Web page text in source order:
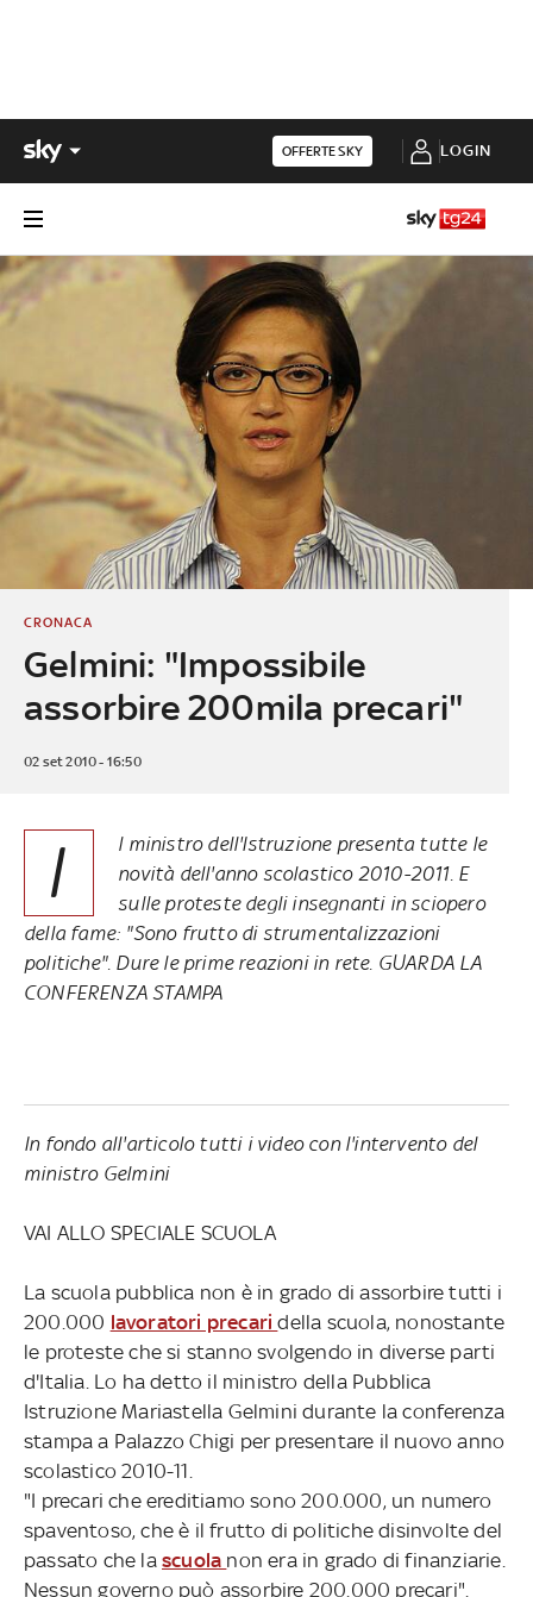
OFFERTE SKY LOGIN
Gelmini: "Impossibile
assorbire 200mila precari"
CRONACA
02 set 2010 - 16:50
I
l ministro dell'Istruzione presenta tutte le
novità dell'anno scolastico 2010-2011. E
sulle proteste degli insegnanti in sciopero
della fame: "Sono frutto di strumentalizzazioni
politiche". Dure le prime reazioni in rete. GUARDA LA
CONFERENZA STAMPA
In fondo all'articolo tutti i video con l'intervento del
ministro Gelmini
VAI ALLO SPECIALE SCUOLA
La scuola pubblica non è in grado di assorbire tutti i
200.000 lavoratori precaridella scuola, nonostante
le proteste che si stanno svolgendo in diverse parti
d'Italia. Lo ha detto il ministro della Pubblica
Istruzione Mariastella Gelmini durante la conferenza
stampa a Palazzo Chigi per presentare il nuovo anno
scolastico 2010-11.
"I precari che ereditiamo sono 200.000, un numero
spaventoso, che è il frutto di politiche disinvolte del
passato che la scuola non era in grado di finanziarie.
Nessun governo può assorbire 200.000 precari".